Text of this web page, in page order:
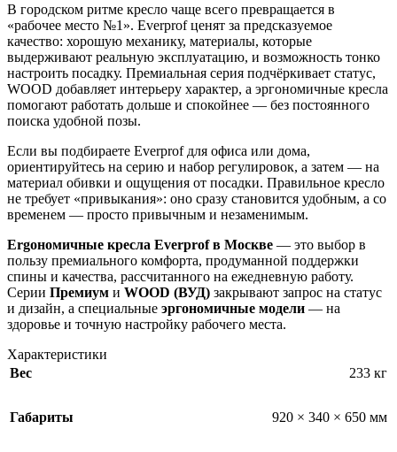
В городском ритме кресло чаще всего превращается в
«рабочее место №1». Everprof ценят за предсказуемое
качество: хорошую механику, материалы, которые
выдерживают реальную эксплуатацию, и возможность тонко
настроить посадку. Премиальная серия подчёркивает статус,
WOOD добавляет интерьеру характер, а эргономичные кресла
помогают работать дольше и спокойнее — без постоянного
поиска удобной позы.
Если вы подбираете Everprof для офиса или дома,
ориентируйтесь на серию и набор регулировок, а затем — на
материал обивки и ощущения от посадки. Правильное кресло
не требует «привыкания»: оно сразу становится удобным, а со
временем — просто привычным и незаменимым.
Ergономичные кресла Everprof в Москве — это выбор в
пользу премиального комфорта, продуманной поддержки
спины и качества, рассчитанного на ежедневную работу.
Серии Премиум и WOOD (ВУД) закрывают запрос на статус
и дизайн, а специальные эргономичные модели — на
здоровье и точную настройку рабочего места.
Характеристики
Вес
233 кг
Габариты 920 × 340 × 650 мм